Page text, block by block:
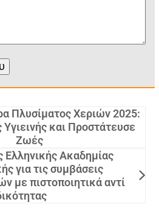
Πλυσίματος Χεριών 2025:
και Προστάτευσε
Ζωές
Ελληνικής Ακαδημίας
για τις συμβάσεις
με πιστοποιητικά αντί